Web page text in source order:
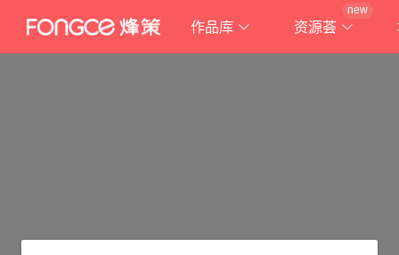
作品库 资源荟
new